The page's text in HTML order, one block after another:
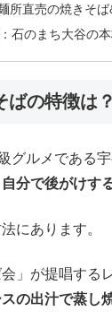
所直売の焼きそば
石のまち大谷の
ばの特徴は？
グルメである
分で後がけす
にあります。
」が提唱する
の出汁で蒸し